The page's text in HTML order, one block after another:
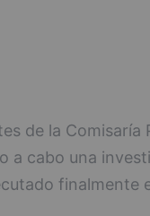
de la Comisaría
a cabo una
finalmente